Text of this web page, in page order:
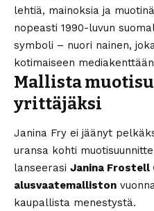
lehtiä, mainoksia ja
nopeasti 1990-luvun
symboli – nuori nainen,
kotimaiseen
Mallista
yrittäjäksi
Janina Fry ei jäänyt
uransa kohti
lanseerasi Janina Frostell
alusvaatemalliston
kaupallista menestystä.